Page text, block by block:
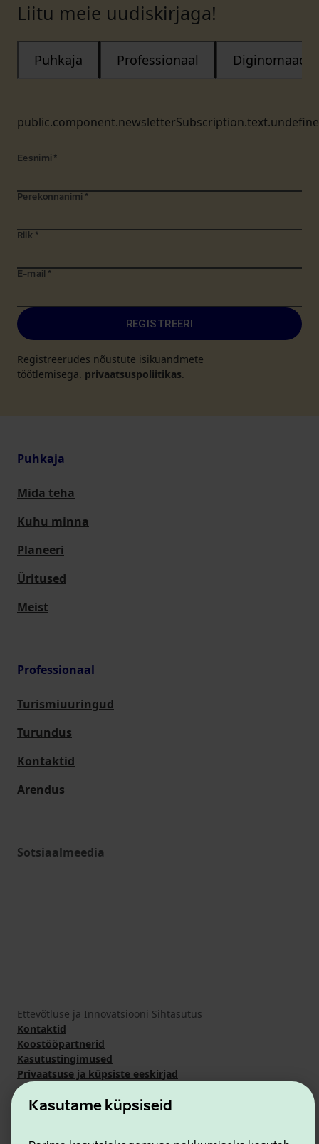
Kasutame küpsiseid
Liitu meie uudiskirjaga!
Puhkaja Professionaal Diginomaad
Eesnimi *
Perekonnanimi *
Riik *
E-mail *
REGISTREERI
Registreerudes nõustute isikuandmete
töötlemisega. privaatsuspoliitikas.
Puhkaja
Mida teha
Kuhu minna
Planeeri
Üritused
Meist
Professionaal
Turismiuuringud
Turundus
Kontaktid
Arendus
Sotsiaalmeedia
Ettevõtluse ja Innovatsiooni Sihtasutus
Kontaktid
Koostööpartnerid
Kasutustingimused
Privaatsuse ja küpsiste eeskirjad